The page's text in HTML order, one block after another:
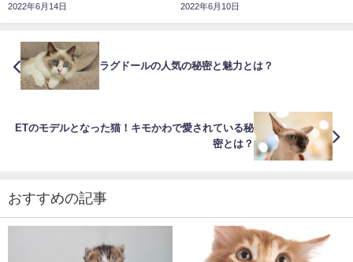
2022年6月14日 2022年6月10日
ラグドールの人気の秘密と魅力とは？
ETのモデルとなった猫！キモかわで愛されている秘
密とは？
おすすめの記事